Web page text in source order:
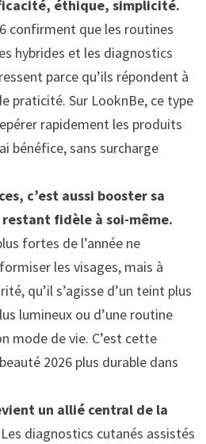
éthique, simplicité.
confirment que les routines
hybrides et les diagnostics
parce qu’ils répondent à
praticité. Sur LooknBe, ce type
rapidement les produits
bénéfice, sans surcharge
c’est aussi booster sa
fidèle à soi-même.
fortes de l’année ne
les visages, mais à
qu’il s’agisse d’un teint plus
lumineux ou d’une routine
mode de vie. C’est cette
2026 plus durable dans
un allié central de la
Les diagnostics cutanés assistés